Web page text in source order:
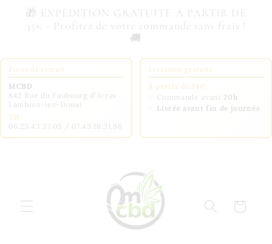
passer
au
🎁 EXPÉDITION GRATUITE À PARTIR DE
35€ - Profitez de votre commande sans frais !
🚚
Point de retrait
MCBD
842 Rue du Faubourg d'Arras
Lambres-lez-Douai
Tél:
06.23.43.37.05 / 07.43.16.31.86
Livraison gratuite
À partir de 14€
✓ Commande avant 20h
✓ Livrée avant fin de journée
Panier